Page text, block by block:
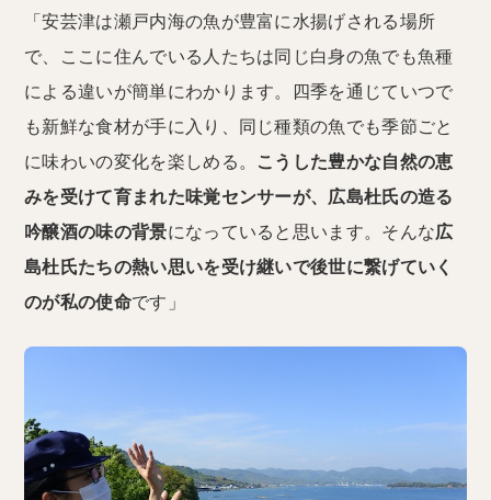
「安芸津は瀬戸内海の魚が豊富に水揚げされる場所
で、ここに住んでいる人たちは同じ白身の魚でも魚種
による違いが簡単にわかります。四季を通じていつで
も新鮮な食材が手に入り、同じ種類の魚でも季節ごと
に味わいの変化を楽しめる。 こうした豊かな自然の恵
みを受けて育まれた味覚センサーが、広島杜氏の造る
吟醸酒の味の背景になっていると思います。そんな広
島杜氏たちの熱い思いを受け継いで後世に繋げていく
のが私の使命です」